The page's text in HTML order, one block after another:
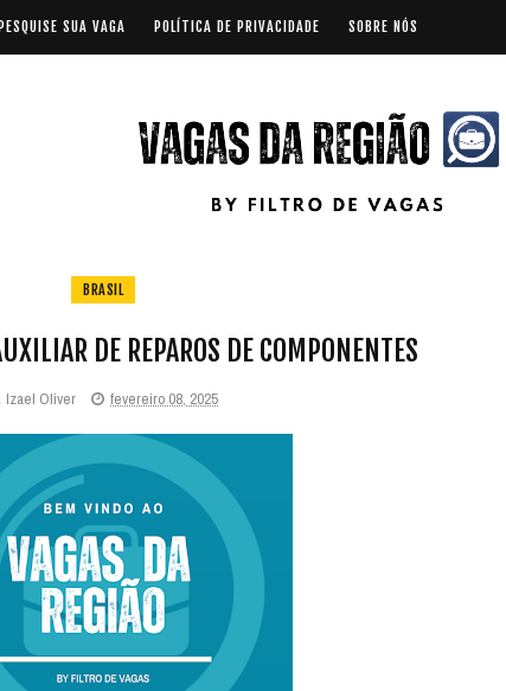
PESQUISE SUA VAGA POLÍTICA DE PRIVACIDADE SOBRE NÓS
BRASIL
DE REPAROS DE COMPONENTES
Izael Oliver fevereiro 08, 2025